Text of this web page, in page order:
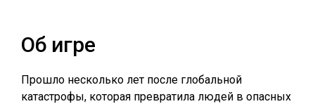
Об игре
Прошло несколько лет после глобальной
катастрофы, которая превратила людей в опасных